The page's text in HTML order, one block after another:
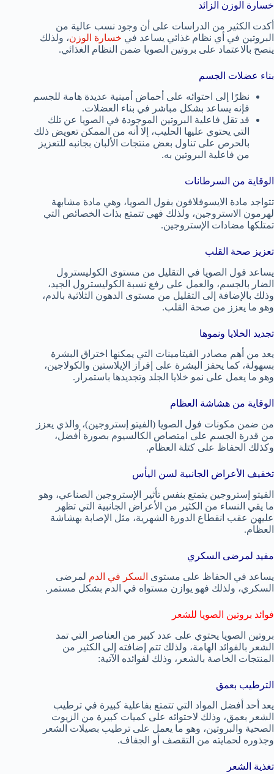
خسارة الوزن الزائد
أكدت الكثير من الدراسات على أن وجود نسب عالية من
البروتين في أي نظام غذائي يساعد في خسارة الوزن، ولذلك
ينصح بالاعتماد على بروتين الصويا ضمن النظام الغذائي.
بناء عضلات الجسم
نظرًا إلى احتوائه على أحماض أمينية عديدة هامة للجسم
فإنه يساعد بشكل مباشر في بناء العضلات.
قد تقل فاعلية البروتين الموجودة في الصويا عن تلك
التي يحتوي عليها الحليب، إلا أنه من الممكن تعويض ذلك
بالحرص على تناول بعض منتجات الألبان بجانبه للتعزيز
من فاعلية البروتين به.
الوقاية من السرطانات
تتواجد مادة الايسوفلافون بفول الصويا، وهي مادة مشابهة
لهرمون الاستروجين، ولذلك فهي تتمتع بذات الخصائص التي
تمتلكها مضادات الإستروجين.
تعزيز صحة القلب
يساعد فول الصويا في التقليل من مستوى الكوليسترول
الضار بالجسم، والعمل على رفع نسبة الكوليسترول الجيد،
وذلك بالإضافة إلى التقليل من مستوى الدهون الثلاثية بالدم،
وهو ما يعزز من صحة القلب.
تجديد الخلايا ونموها
يعد من أهم مصادر الفيتامينات التي يمكنها اختراق البشرة
بسهولة، كما يحفز البشرة على إفراز الإيلاستين والكولاجين،
وهو ما يعمل على نمو خلايا الجلد وتجديدها باستمرار.
الوقاية من هشاشة العظام
من ضمن مكونات فول الصويا (الفيتو إستروجين)، والذي يعزز
من قدرة الجسم على امتصاص الكالسيوم بصورة أفضل،
وكذلك الحفاظ على كتلة العظام.
تخفيف الأعراض الجانبية لسن اليأس
الفيتو إستروجين يتمتع بنفس تأثير الإستروجين الصناعي، وهو
ما يقي النساء من الكثير من الأعراض الجانبية التي تظهر
عليهن عقب انقطاع الدورة الشهرية، مثل الإصابة بهشاشة
العظام.
مفيد لمرضى السكري
يساعد في الحفاظ على مستوى السكر في الدم لمرضى
السكري، ولذلك فهو يوازن مستواه في الدم بشكل مستمر.
فوائد بروتين الصويا للشعر
بروتين الصويا يحتوي على عدد كبير من العناصر التي تمد
الشعر بالفوائد الهامة، ولذلك تتم إضافته إلى الكثير من
المنتجات الخاصة بالشعر، وذلك لفوائده الآتية:
الترطيب بعمق
يعد أحد أفضل المواد التي تتمتع بفاعلية كبيرة في ترطيب
الشعر بعمق، وذلك لاحتوائه على كميات كبيرة من الزيوت
الصحية والبروتين، وهو ما يعمل على ترطيب بصيلات الشعر
وجذوره لحمايته من التقصف أو الجفاف.
تغذية الشعر